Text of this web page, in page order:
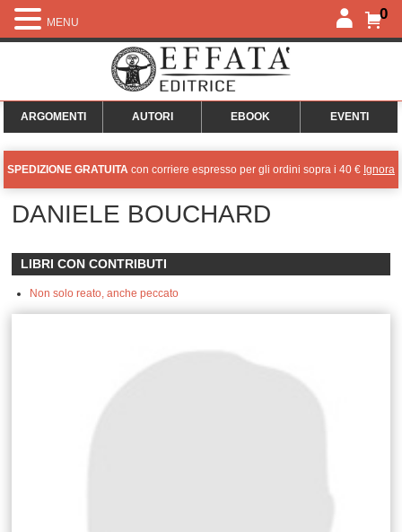
0
ARGOMENTI AUTORI EBOOK EVENTI
SPEDIZIONE GRATUITA con corriere espresso per gli ordini sopra i 40 € Ignora
DANIELE BOUCHARD
LIBRI CON CONTRIBUTI
Non solo reato, anche peccato
MENU